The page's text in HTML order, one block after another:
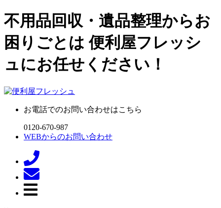
不用品回収・遺品整理からお
困りごとは 便利屋フレッシ
ュにお任せください！
お電話でのお問い合わせはこちら
0120-670-987
WEBからのお問い合わせ